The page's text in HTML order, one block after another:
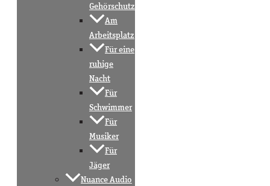
Gehörschutz
Am
Arbeitsplatz
Für eine
ruhige
Nacht
Für
Schwimmer
Für
Musiker
Für
Jäger
Nuance Audio